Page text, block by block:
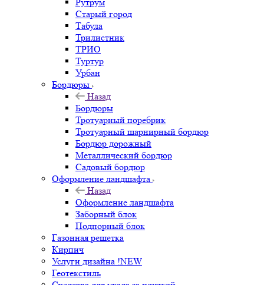
Старый город
Табула
Трилистник
ТРИО
Туртур
Урбан
Бордюры
Назад
Бордюры
Тротуарный поребрик
Тротуарный шарнирный бордюр
Бордюр дорожный
Металлический бордюр
Садовый бордюр
Оформление ландшафта
Назад
Оформление ландшафта
Заборный блок
Подпорный блок
Газонная решетка
Кирпич
Услуги дизайна !NEW
Геотекстиль